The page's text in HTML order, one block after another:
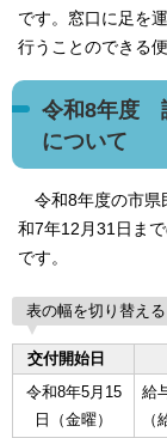
です。窓口に足を
行うことのできる
令和8年度
について
令和8年度の市県
和7年12月31日ま
です。
表の幅を切り替える
交付開始日
令和8年5月15
日（金曜）
給